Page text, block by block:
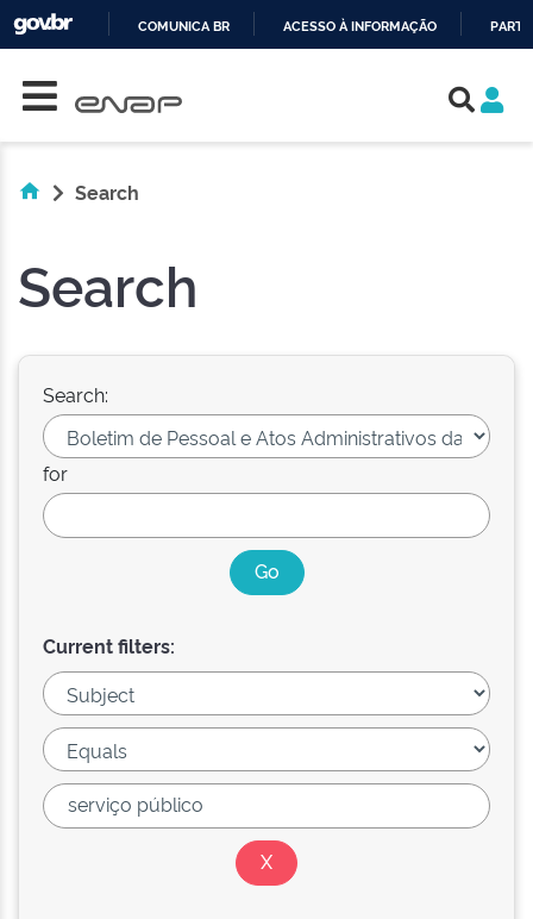
COMUNICA BR ACESSO À INFORMAÇÃO
Search
Search
Search:
for
Current filters: